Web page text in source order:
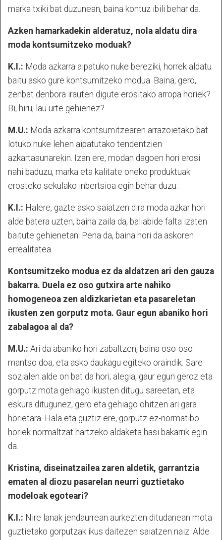
marka txiki bat duzunean, baina kontuz ibili behar da.
Azken hamarkadekin alderatuz, nola aldatu dira
moda kontsumitzeko moduak?
K.I.: Moda azkarra aipatuko nuke bereziki, horrek aldatu
baitu asko gure kontsumitzeko modua. Baina, gero,
zenbat denbora irauten digute erositako arropa horiek?
Bi, hiru, lau urte gehienez?
M.U.: Moda azkarra kontsumitzearen arrazoietako bat
lotuko nuke lehen aipatutako tendentzien
azkartasunarekin. Izan ere, modan dagoen hori erosi
nahi baduzu, marka eta kalitate oneko produktuak
erosteko sekulako inbertsioa egin behar duzu.
K.I.: Halere, gazte asko saiatzen dira moda azkar hori
alde batera uzten, baina zaila da, baliabide falta izaten
baitute gehienetan. Pena da, baina hori da askoren
errealitatea.
Kontsumitzeko modua ez da aldatzen ari den gauza
bakarra. Duela ez oso gutxira arte nahiko
homogeneoa zen aldizkarietan eta pasareletan
ikusten zen gorputz mota. Gaur egun abaniko hori
zabalagoa al da?
M.U.: Ari da abaniko hori zabaltzen, baina oso-oso
mantso doa, eta asko daukagu egiteko oraindik. Sare
sozialen alde on bat da hori; alegia, gaur egun geroz eta
gorputz mota gehiago ikusten ditugu sareetan, eta
eskura ditugunez, gero eta gehiago ohitzen ari gara
horietara. Hala eta guztiz ere, gorputz ez-normatibo
horiek normaltzat hartzeko aldaketa hasi bakarrik egin
da.
Kristina, diseinatzailea zaren aldetik, garrantzia
ematen al diozu pasarelan neurri guztietako
modeloak egoteari?
K.I.: Nire lanak jendaurrean aurkezten ditudanean mota
guztietako gorputzak ikus daitezen saiatzen naiz. Alde